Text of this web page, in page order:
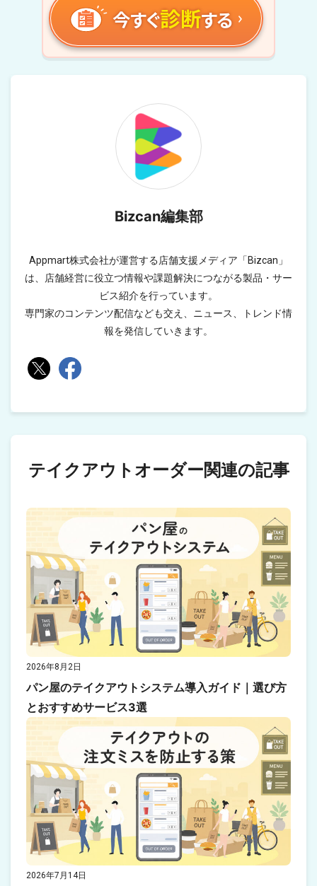
今すぐ診断する
Bizcan編集部
Appmart株式会社が運営する店舗支援メディア「Bizcan」
は、店舗経営に役立つ情報や課題解決につながる製品・サー
ビス紹介を行っています。
専門家のコンテンツ配信なども交え、ニュース、トレンド情
報を発信していきます。
テイクアウトオーダー関連の記事
2026年8月2日
パン屋のテイクアウトシステム導入ガイド｜選び方
とおすすめサービス3選
2026年7月14日